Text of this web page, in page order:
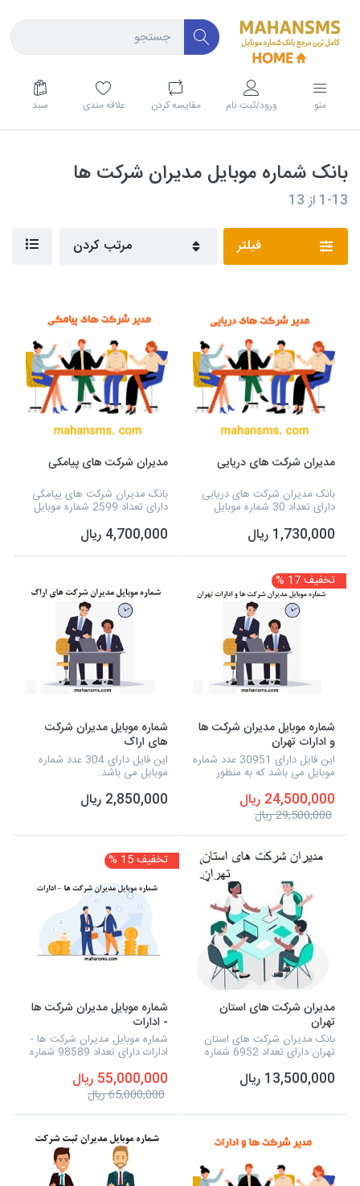
منو ورود/ثبت نام مقايسه كردن علاقه مندی سبد
بانک شماره موبایل مدیران شرکت ها
1-13 از13
فیلتر مرتب کردن
مدیران شرکت های دریایی
بانک مدیران شرکت های دریایی
دارای تعداد 30 شماره موبایل
صورت مستقیم، به این شماره
موبایل ها، پیامک تبلیغاتی خود را
ارسال نمایید.
1,730,000 ریال
مدیران شرکت های پیامکی
بانک مدیران شرکت های پیامکی
دارای تعداد 2599 شماره موبایل
صورت مستقیم، به این شماره
موبایل ها، پیامک تبلیغاتی خود را
ارسال نمایید.
4,700,000 ریال
تخفیف 17 %
شماره موبایل مدیران شرکت ها
و ادارات تهران
این فایل دارای 30951 عدد شماره
موبایل می باشد که به منظور
برای برگزارکنندگان همایش ها،
سمینار، وبینار،انواع پکیج و
ورکشاپ های مخصو...
24,500,000 ریال
29,500,000 ریال
شماره موبایل مدیران شرکت
های اراک
این فایل دارای 304 عدد شماره
موبایل می باشد.
2,850,000 ریال
مدیران شرکت های استان
تهران
بانک مدیران شرکت های استان
تهران دارای تعداد 6952 شماره
به صورت مستقیم، به این شماره
موبایل ها، پیامک تبلیغاتی خود را
13,500,000 ریال
تخفیف 15 %
شماره موبایل مدیران شرکت ها
- ادارات
شماره موبایل مدیران شرکت ها -
ادارات دارای تعداد 98589 شماره
فقط شامل شماره موبایل میشود.
55,000,000 ریال
65,000,000 ریال